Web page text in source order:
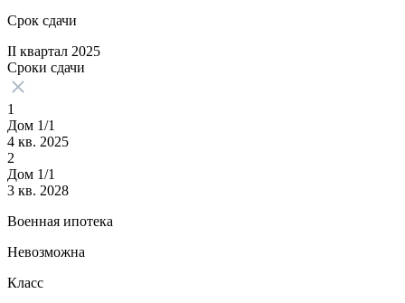
Срок сдачи
II квартал 2025
Сроки сдачи
1
Дом 1/1
4 кв. 2025
2
Дом 1/1
3 кв. 2028
Военная ипотека
Невозможна
Класс